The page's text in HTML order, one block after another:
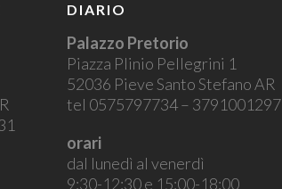
DIARIO
Palazzo Pretorio
Piazza Plinio Pellegrini 1
52036 Pieve Santo Stefano AR
tel 0575797734 – 3791001297
orari
dal lunedì al venerdì
9:30-12:30 e 15:00-18:00